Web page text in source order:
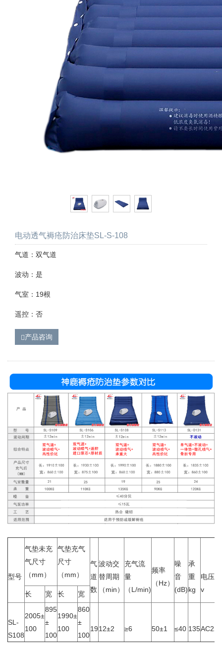
电动透气褥疮防治床垫SL-S-108
气道：双气道
波动：是
气室：19根
遥控：否
产品咨询
型号
气垫未充
气尺寸
（mm）
气垫充气
尺寸
（mm）
气
道
数
波动交
替周期
（min）
充气流
量
（L/min)
频率
（Hz）
噪
音
(dB)
承
重
kg
电压
v
长 宽 长 宽
SL-
S108
2005±
100
895
±
100
1990±
100
860
±
100
1912±2 ≥6 50±1 ≤40 135